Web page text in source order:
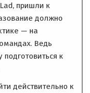
пришли к
должно
— на
Ведь
к
действительно к